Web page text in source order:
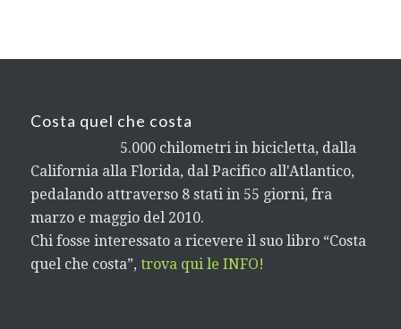
Costa quel che costa
5.000 chilometri in bicicletta, dalla
California alla Florida, dal Pacifico all'Atlantico,
pedalando attraverso 8 stati in 55 giorni, fra
marzo e maggio del 2010.
Chi fosse interessato a ricevere il suo libro “Costa
quel che costa”, trova qui le INFO!